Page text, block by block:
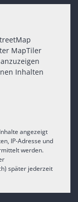
MapTiler
Inhalten
angezeigt
IP-Adresse und
werden.
später jederzeit